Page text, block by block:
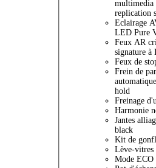
multimedia
replication
Eclairage
LED Pure
Feux AR
signature à
Feux de
Frein de
hold
Freinage
Harmonie
Jantes
black
Kit de
Lève-vitres
Mode ECO